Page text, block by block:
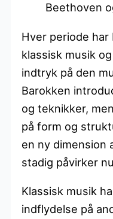
Beethoven
Hver periode
klassisk musik
indtryk på den
Barokken
og teknikker,
på form og
en ny dimension
stadig påvirker
Klassisk musik
indflydelse på